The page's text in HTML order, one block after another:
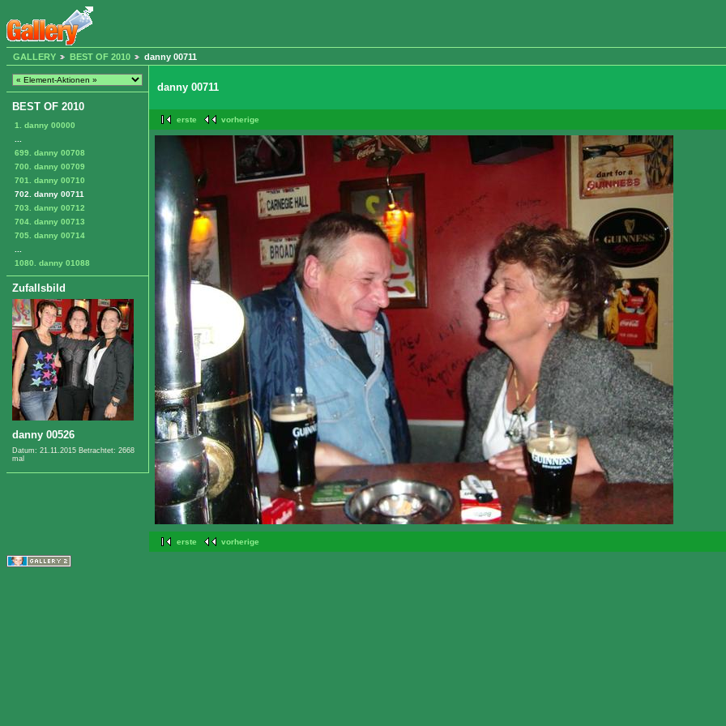
GALLERY BEST OF 2010 danny 00711
BEST OF 2010
1. danny 00000
699. danny 00708
700. danny 00709
701. danny 00710
702. danny 00711
703. danny 00712
704. danny 00713
705. danny 00714
1080. danny 01088
Zufallsbild
danny 00526
Datum: 21.11.2015 Betrachtet: 2668
mal
danny 00711
erste vorherige
erste vorherige